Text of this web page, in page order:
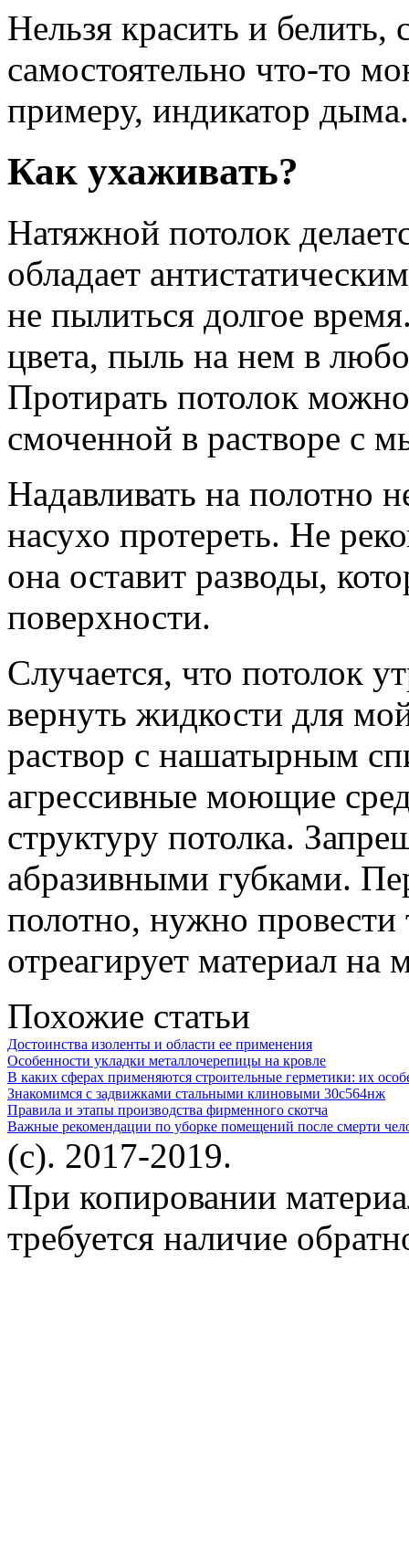
Нельзя красить и белить,
самостоятельно что-то
примеру, индикатор дыма.
Как ухаживать?
Натяжной потолок
обладает
не пылиться долгое
цвета, пыль на нем в
Протирать потолок
смоченной в растворе с
Надавливать на полотно
насухо протереть. Не
она оставит разводы,
поверхности.
Случается, что потолок
вернуть жидкости для
раствор с нашатырным
агрессивные моющие
структуру потолка.
абразивными губками.
полотно, нужно провести
отреагирует материал на
Похожие статьи
Достоинства изоленты и области ее применения
Особенности укладки металлочерепицы на кровле
В каких сферах применяются строительные герметики: их
Знакомимся с задвижками стальными клиновыми 30с564нж
Правила и этапы производства фирменного скотча
Важные рекомендации по уборке помещений после смерти
(c). 2017-2019.
При копировании
требуется наличие